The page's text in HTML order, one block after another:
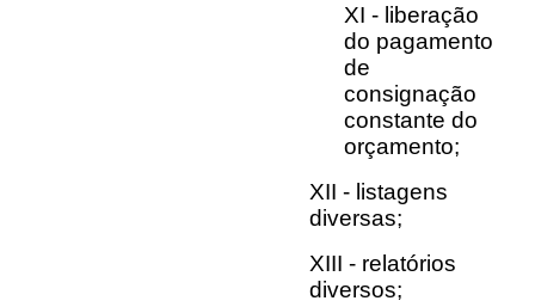
XI - liberação
do pagamento
de
consignação
constante do
orçamento;
XII - listagens
diversas;
XIII - relatórios
diversos;